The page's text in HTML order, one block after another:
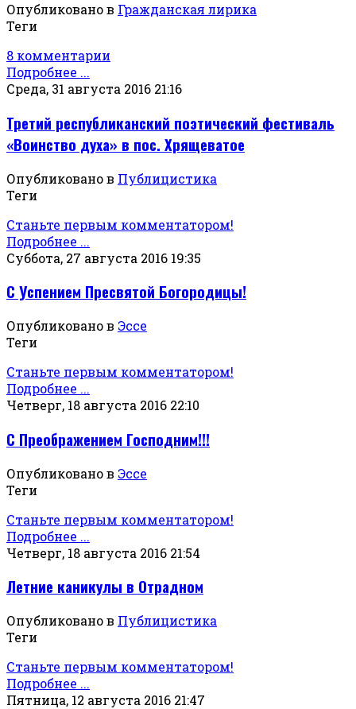
Опубликовано в Гражданская лирика
Теги
8 комментарии
Подробнее ...
Среда, 31 августа 2016 21:16
Третий республиканский поэтический фестиваль
«Воинство духа» в пос. Хрящеватое
Опубликовано в Публицистика
Теги
Станьте первым комментатором!
Подробнее ...
Суббота, 27 августа 2016 19:35
С Успением Пресвятой Богородицы!
Опубликовано в Эссе
Теги
Станьте первым комментатором!
Подробнее ...
Четверг, 18 августа 2016 22:10
С Преображением Господним!!!
Опубликовано в Эссе
Теги
Станьте первым комментатором!
Подробнее ...
Четверг, 18 августа 2016 21:54
Летние каникулы в Отрадном
Опубликовано в Публицистика
Теги
Станьте первым комментатором!
Подробнее ...
Пятница, 12 августа 2016 21:47